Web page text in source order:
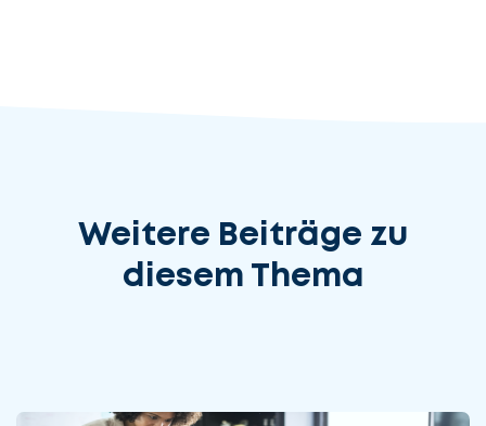
Weitere Beiträge zu
diesem Thema